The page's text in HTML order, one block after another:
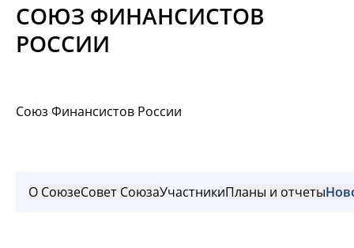
Материалы
СОЮЗ ФИНАНСИСТОВ
РОССИИ
Союз Финансистов России
О СоюзеСовет СоюзаУчастникиПланы и отчеты